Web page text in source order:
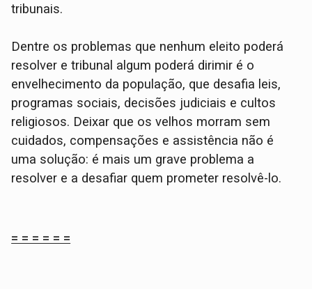
tribunais.
Dentre os problemas que nenhum eleito poderá
resolver e tribunal algum poderá dirimir é o
envelhecimento da população, que desafia leis,
programas sociais, decisões judiciais e cultos
religiosos. Deixar que os velhos morram sem
cuidados, compensações e assistência não é
uma solução: é mais um grave problema a
resolver e a desafiar quem prometer resolvê-lo.
= = = = = =